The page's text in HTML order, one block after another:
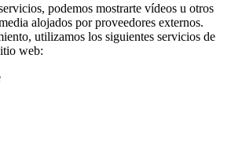
podemos mostrarte vídeos u otros
alojados por proveedores externos.
utilizamos los siguientes servicios de
web: